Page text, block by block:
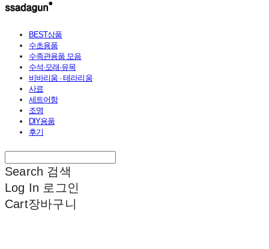
BEST상품
수초용품
수족관용품 모음
수석·모래·유목
비바리움 · 테라리움
사료
세트어항
조명
DIY용품
후기
Search 검색
Log In 로그인
Cart장바구니